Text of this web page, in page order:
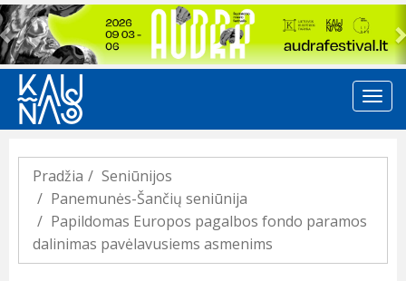
Previous
Pradžia
Seniūnijos
Panemunės-Šančių seniūnija
Papildomas Europos pagalbos fondo paramos
dalinimas pavėlavusiems asmenims